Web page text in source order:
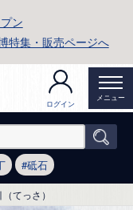
ン
特集・販売ページへ
ログイン
メニュー
砥石
てっさ）